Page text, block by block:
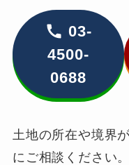
03-
4500-
0688
土地の所在や境界
にご相談ください